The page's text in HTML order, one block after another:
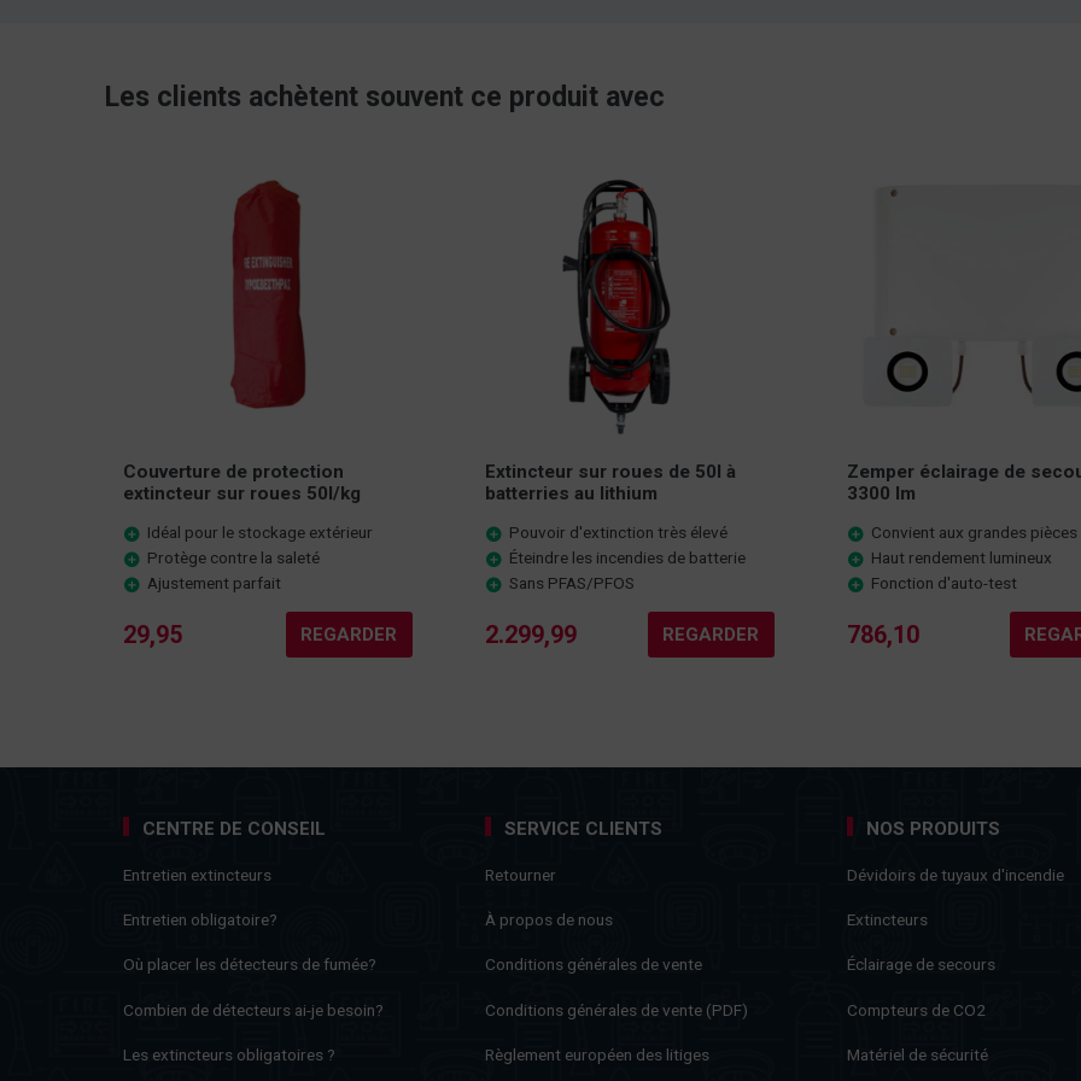
Les clients achètent souvent ce produit avec
Couverture de protection
extincteur sur roues 50l/kg
Idéal pour le stockage extérieur
Protège contre la saleté
Ajustement parfait
29,95 REGARDER
Extincteur sur roues de 50l à
batterries au lithium
Pouvoir d'extinction très élevé
Éteindre les incendies de batterie
Sans PFAS/PFOS
2.299,99 REGARDER
Zemper éclairage de
3300 lm
Convient aux grandes pièces
Haut rendement lumineux
Fonction d'auto-test
786,10
CENTRE DE CONSEIL
Entretien extincteurs
Entretien obligatoire?
Où placer les détecteurs de fumée?
Combien de détecteurs ai-je besoin?
Les extincteurs obligatoires ?
SERVICE CLIENTS
Retourner
À propos de nous
Conditions générales de vente
Conditions générales de vente (PDF)
Règlement européen des litiges
NOS PRODUITS
Dévidoirs de tuyaux d'incendie
Extincteurs
Éclairage de secours
Compteurs de CO2
Matériel de sécurité